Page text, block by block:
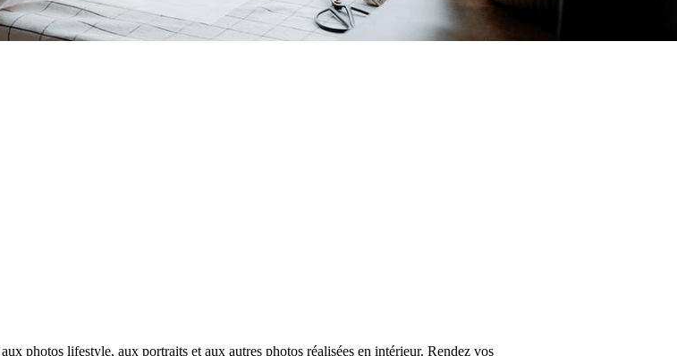
photos lifestyle, aux portraits et aux autres photos réalisées en intérieur. Rendez vos